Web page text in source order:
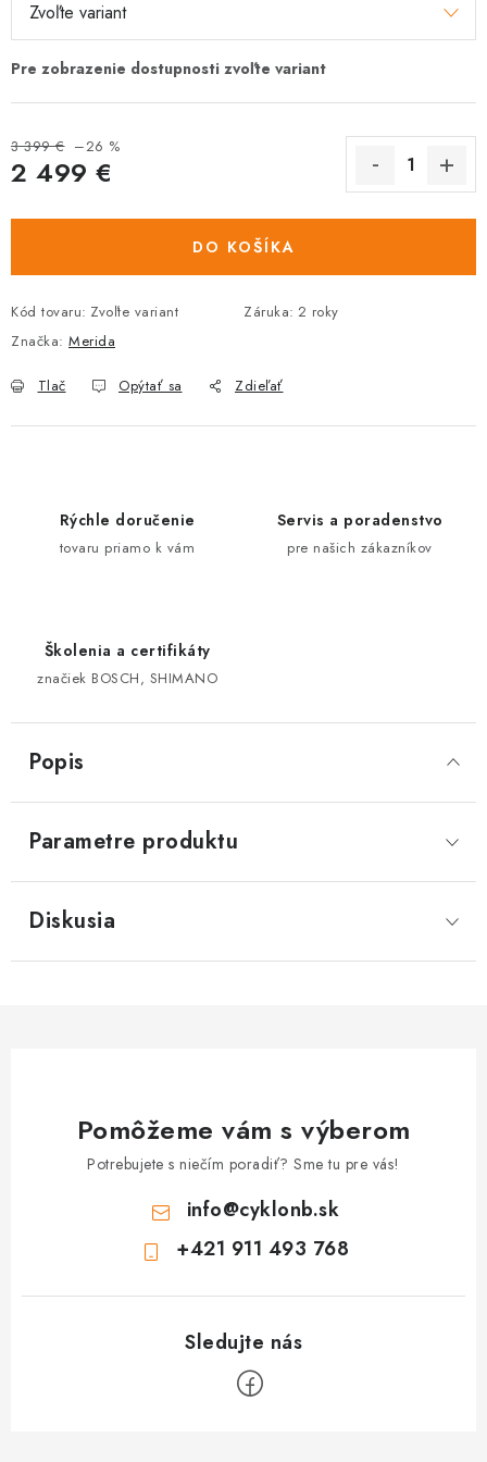
3 399 € –26 %
2 499 €
cena:
DO KOŠÍKA
Kód tovaru: Zvoľte variant Záruka: 2 roky
Značka: Merida
Tlač Opýtať sa Zdieľať
Rýchle doručenie
tovaru priamo k vám
Servis a poradenstvo
pre našich zákazníkov
Školenia a certifikáty
značiek BOSCH, SHIMANO
Popis
Parametre produktu
Diskusia
Pomôžeme vám s výberom
Potrebujete s niečím poradiť? Sme tu pre vás!
info@cyklonb.sk
+421 911 493 768